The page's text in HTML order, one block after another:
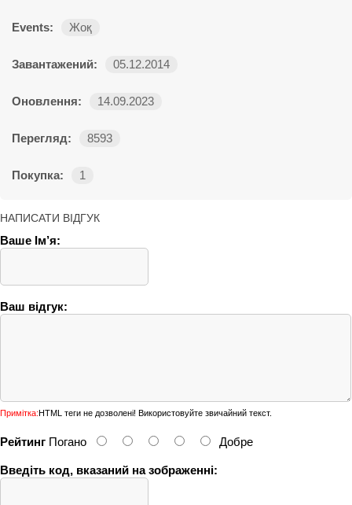
Events: Жоқ
Завантажений: 05.12.2014
Оновлення: 14.09.2023
Перегляд: 8593
Покупка: 1
НАПИСАТИ ВІДГУК
Ваше Ім’я:
Ваш відгук:
Примітка:HTML теги не дозволені! Використовуйте звичайний текст.
Рейтинг Погано Добре
Введіть код, вказаний на зображенні: